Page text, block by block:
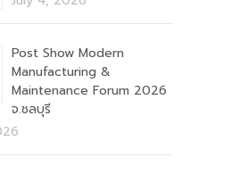
Post Show Modern
Manufacturing &
Maintenance Forum 2026
จ.ชลบุรี